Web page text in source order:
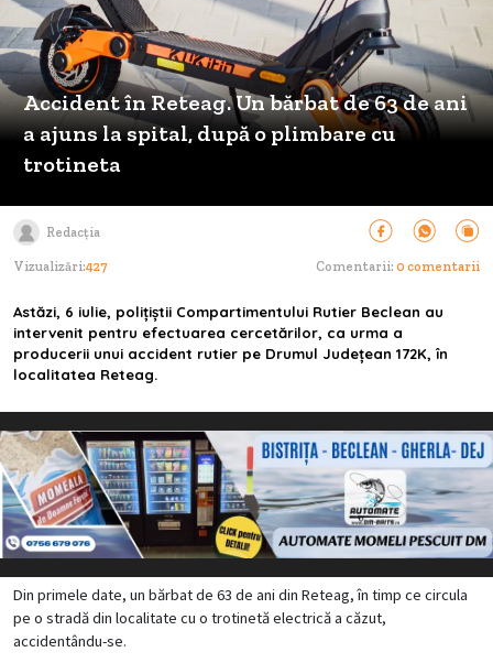
Accident în Reteag. Un bărbat de 63 de ani
a ajuns la spital, după o plimbare cu
trotineta
Redacția
Vizualizări:427 Comentarii: 0 comentarii
Astăzi, 6 iulie, polițiștii Compartimentului Rutier Beclean au
intervenit pentru efectuarea cercetărilor, ca urma a
producerii unui accident rutier pe Drumul Județean 172K, în
localitatea Reteag.
Din primele date, un bărbat de 63 de ani din Reteag, în timp ce circula
pe o stradă din localitate cu o trotinetă electrică a căzut,
accidentându-se.